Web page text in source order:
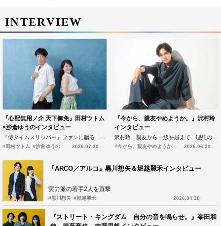
INTERVIEW
『心配無用ノ介 天下御免』田村ツトム
×沙倉ゆうのインタビュー
#田村ツトム #沙倉ゆうの 2026.07.30
『今から、親友やめようか。』沢村玲
インタビュー
#沢村玲
2026.06.20
『ARCO／アルコ』黒川想矢＆堀越麗禾インタビュー
実力派の若手2人を直撃
#黒川想矢 #堀越麗禾 2026.04.18
『ストリート・キングダム 自分の音を鳴らせ。』峯田和